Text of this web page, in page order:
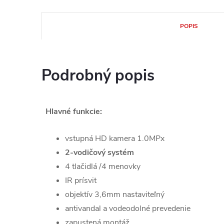
POPIS
Podrobný popis
Hlavné funkcie:
vstupná HD kamera 1.0MPx
2-vodičový systém
4 tlačidlá /4 menovky
IR prísvit
objektív 3,6mm nastaviteľný
antivandal a vodeodolné prevedenie